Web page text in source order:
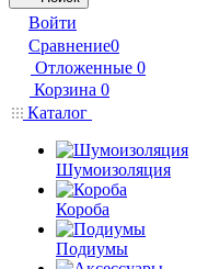
Войти
Сравнение0
Отложенные 0
Корзина 0
Каталог
Шумоизоляция
Короба
Подиумы